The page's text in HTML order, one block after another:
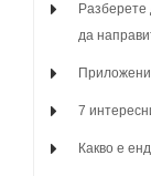
Разберете
да
7
Какво е